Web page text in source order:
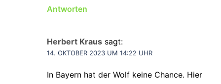
Antworten
Herbert Kraus sagt:
14. OKTOBER 2023 UM 14:22 UHR
In Bayern hat der Wolf keine Chance. Hier